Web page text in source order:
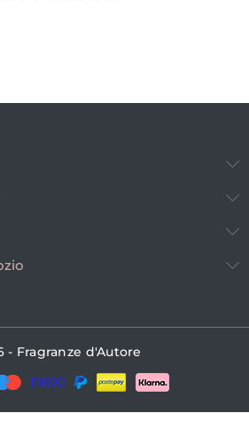
- Fragranze d'Autore